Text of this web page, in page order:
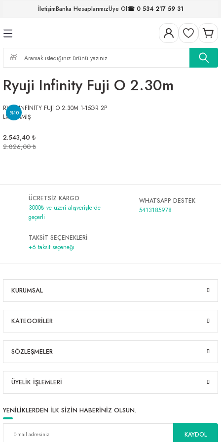
İletişimBanka HesaplarımızÜye Ol☎ 0 534 217 59 31
Geri Dön
Geri Dön
Geri Dön
MİSİNALAR
Geri Dön
FIRDÖNDÜLER
Geri Dön
Geri Dön
Geri Dön
Geri Dön
Ryuji Infinity Fuji O 2.30m
%10
RYUJİ INFİNİTY FUJİ O 2.30M 1-15GR 2P
LRF KAMIŞ
2.543,40 ₺
2.826,00 ₺
ÜCRETSİZ KARGO
3000₺ ve üzeri alışverişlerde
geçerli
WHATSAPP DESTEK
5413185978
TAKSİT SEÇENEKLERİ
+6 taksit seçeneği
KURUMSAL
KATEGORİLER
SÖZLEŞMELER
ÜYELİK İŞLEMLERİ
YENİLİKLERDEN İLK SİZİN HABERİNİZ OLSUN.
KAYDOL